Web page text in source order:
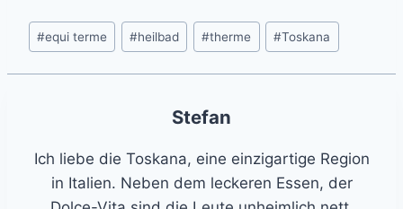
Post
Tags:
#equi terme #heilbad #therme #Toskana
Stefan
Ich liebe die Toskana, eine einzigartige Region
in Italien. Neben dem leckeren Essen, der